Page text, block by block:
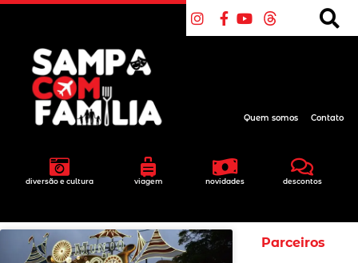
diversão e cultura viagem novidades descontos
Quem somos Contato
Parceiros